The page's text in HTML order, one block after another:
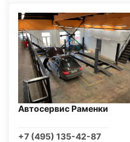
Автосервис Раменки
+7 (495) 135-42-87